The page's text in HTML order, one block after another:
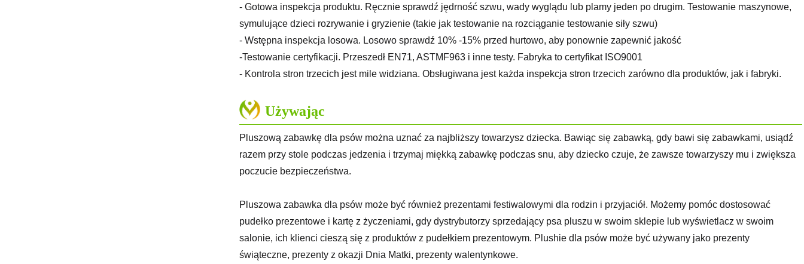
- Gotowa inspekcja produktu. Ręcznie sprawdź jędrność szwu, wady wyglądu lub plamy jeden po drugim. Testowanie maszynowe,
symulujące dzieci rozrywanie i gryzienie (takie jak testowanie na rozciąganie testowanie siły szwu)
- Wstępna inspekcja losowa. Losowo sprawdź 10% -15% przed hurtowo, aby ponownie zapewnić jakość
-Testowanie certyfikacji. Przeszedł EN71, ASTMF963 i inne testy. Fabryka to certyfikat ISO9001
- Kontrola stron trzecich jest mile widziana. Obsługiwana jest każda inspekcja stron trzecich zarówno dla produktów, jak i fabryki.
Używając
Pluszową zabawkę dla psów można uznać za najbliższy towarzysz dziecka. Bawiąc się zabawką, gdy bawi się zabawkami, usiądź
razem przy stole podczas jedzenia i trzymaj miękką zabawkę podczas snu, aby dziecko czuje, że zawsze towarzyszy mu i zwiększa
poczucie bezpieczeństwa.
Pluszowa zabawka dla psów może być również prezentami festiwalowymi dla rodzin i przyjaciół. Możemy pomóc dostosować
pudełko prezentowe i kartę z życzeniami, gdy dystrybutorzy sprzedający psa pluszu w swoim sklepie lub wyświetlacz w swoim
salonie, ich klienci cieszą się z produktów z pudełkiem prezentowym. Plushie dla psów może być używany jako prezenty
świąteczne, prezenty z okazji Dnia Matki, prezenty walentynkowe.